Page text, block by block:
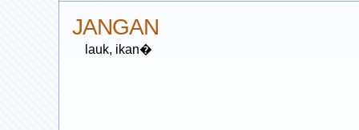
JANGAN
lauk, ikan�